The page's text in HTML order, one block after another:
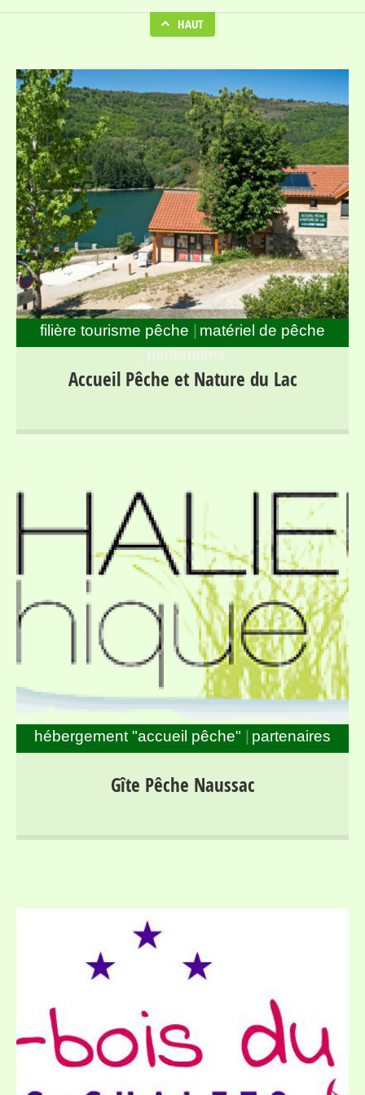
HAUT
Descriptif : Le lac de Villefort (mis en eau en 1964) est
un lac de 135 hectares et de plus de 35 millions de m³,
de 610 mètres. Il est classé » Grand Lac Intérieur de
truites fario lacustres qui ont fait sa réputation ainsi que
de grosses truites arc-en-ciel mais aussi de perches et
autres poissons « blancs » (gardons, chevesnes, …).
De nombreuses criques et des endroits inaccessibles
du bords , font que la pêche en barques revêt ici un
intérêt majeur. La pêche est organisée au tour d’un
bâtiment dit « Maison de la Pêche » ou « Accueil Pêche
et Nature du Lac de Villefort ». Services : Location de
barques motorisées (réservées à la pêche) Vente de
matériel et équipements pêche Appâts naturels Cartes
de pêche Bar – Restaurant Animations pêche (juillet –
août) Conseils et informations aux pêcheurs Langues :
Français et Anglais
filière tourisme pêche
matériel de pêche
partenaires
Accueil Pêche et Nature du Lac
Gîte de Pêche proche du Grand Lac de Naussac et des
Gorges du Haut Allier
hébergement "accueil pêche" partenaires
Gîte Pêche Naussac